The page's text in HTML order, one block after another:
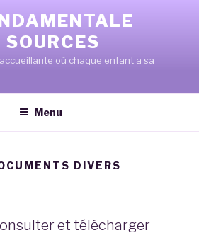
où chaque enfant a sa
Menu
DIVERS
et télécharger